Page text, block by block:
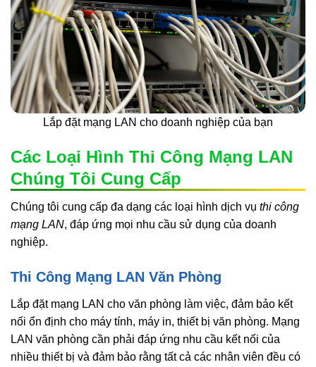
Lắp đặt mạng LAN cho doanh nghiệp của bạn
Các Loại Hình Thi Công Mạng LAN
Chúng Tôi Cung Cấp
Chúng tôi cung cấp đa dạng các loại hình dịch vụ thi công
mạng LAN, đáp ứng mọi nhu cầu sử dụng của doanh
nghiệp.
Thi Công Mạng LAN Văn Phòng
Lắp đặt mạng LAN cho văn phòng làm việc, đảm bảo kết
nối ổn định cho máy tính, máy in, thiết bị văn phòng. Mạng
LAN văn phòng cần phải đáp ứng nhu cầu kết nối của
nhiều thiết bị và đảm bảo rằng tất cả các nhân viên đều có